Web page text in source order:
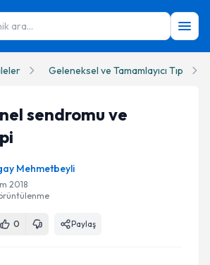
ara...
Geleneksel ve Tamamlayıcı Tıp
sendromu ve
Mehmetbeyli
2018
0 Paylaş